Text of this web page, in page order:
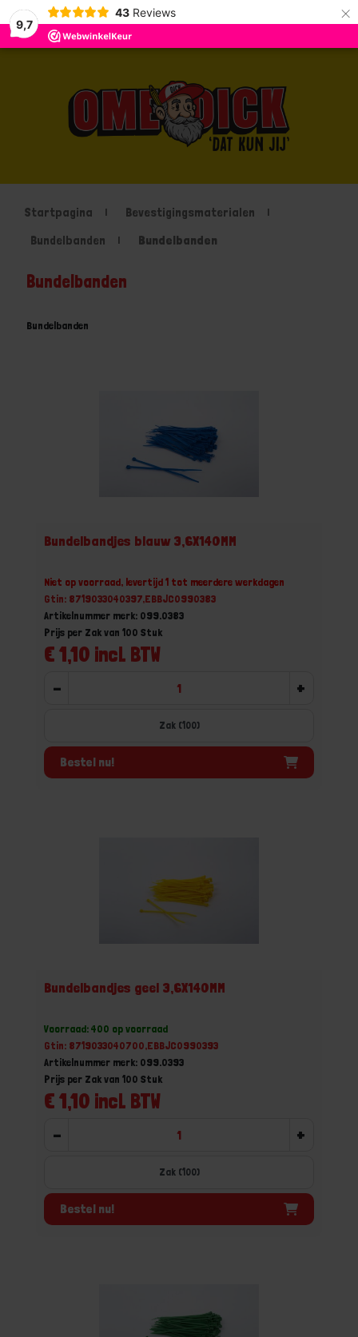
9,7
43 Reviews ×
Startpagina
Bevestigingsmaterialen
Bundelbanden
Bundelbanden
Bundelbanden
Bundelbanden
Bundelbandjes blauw 3,6X140MM
Niet op voorraad, levertijd 1 tot meerdere werkdagen
Gtin: 8719033040397,EBBJC0990383
Artikelnummer merk: 099.0383
€ 1,10 incl. BTW
Prijs per Zak van 100 Stuk
- +
Zak (100)
Bestel nu!
Bundelbandjes geel 3,6X140MM
Voorraad: 400 op voorraad
Gtin: 8719033040700,EBBJC0990393
Artikelnummer merk: 099.0393
€ 1,10 incl. BTW
Prijs per Zak van 100 Stuk
- +
Zak (100)
Bestel nu!